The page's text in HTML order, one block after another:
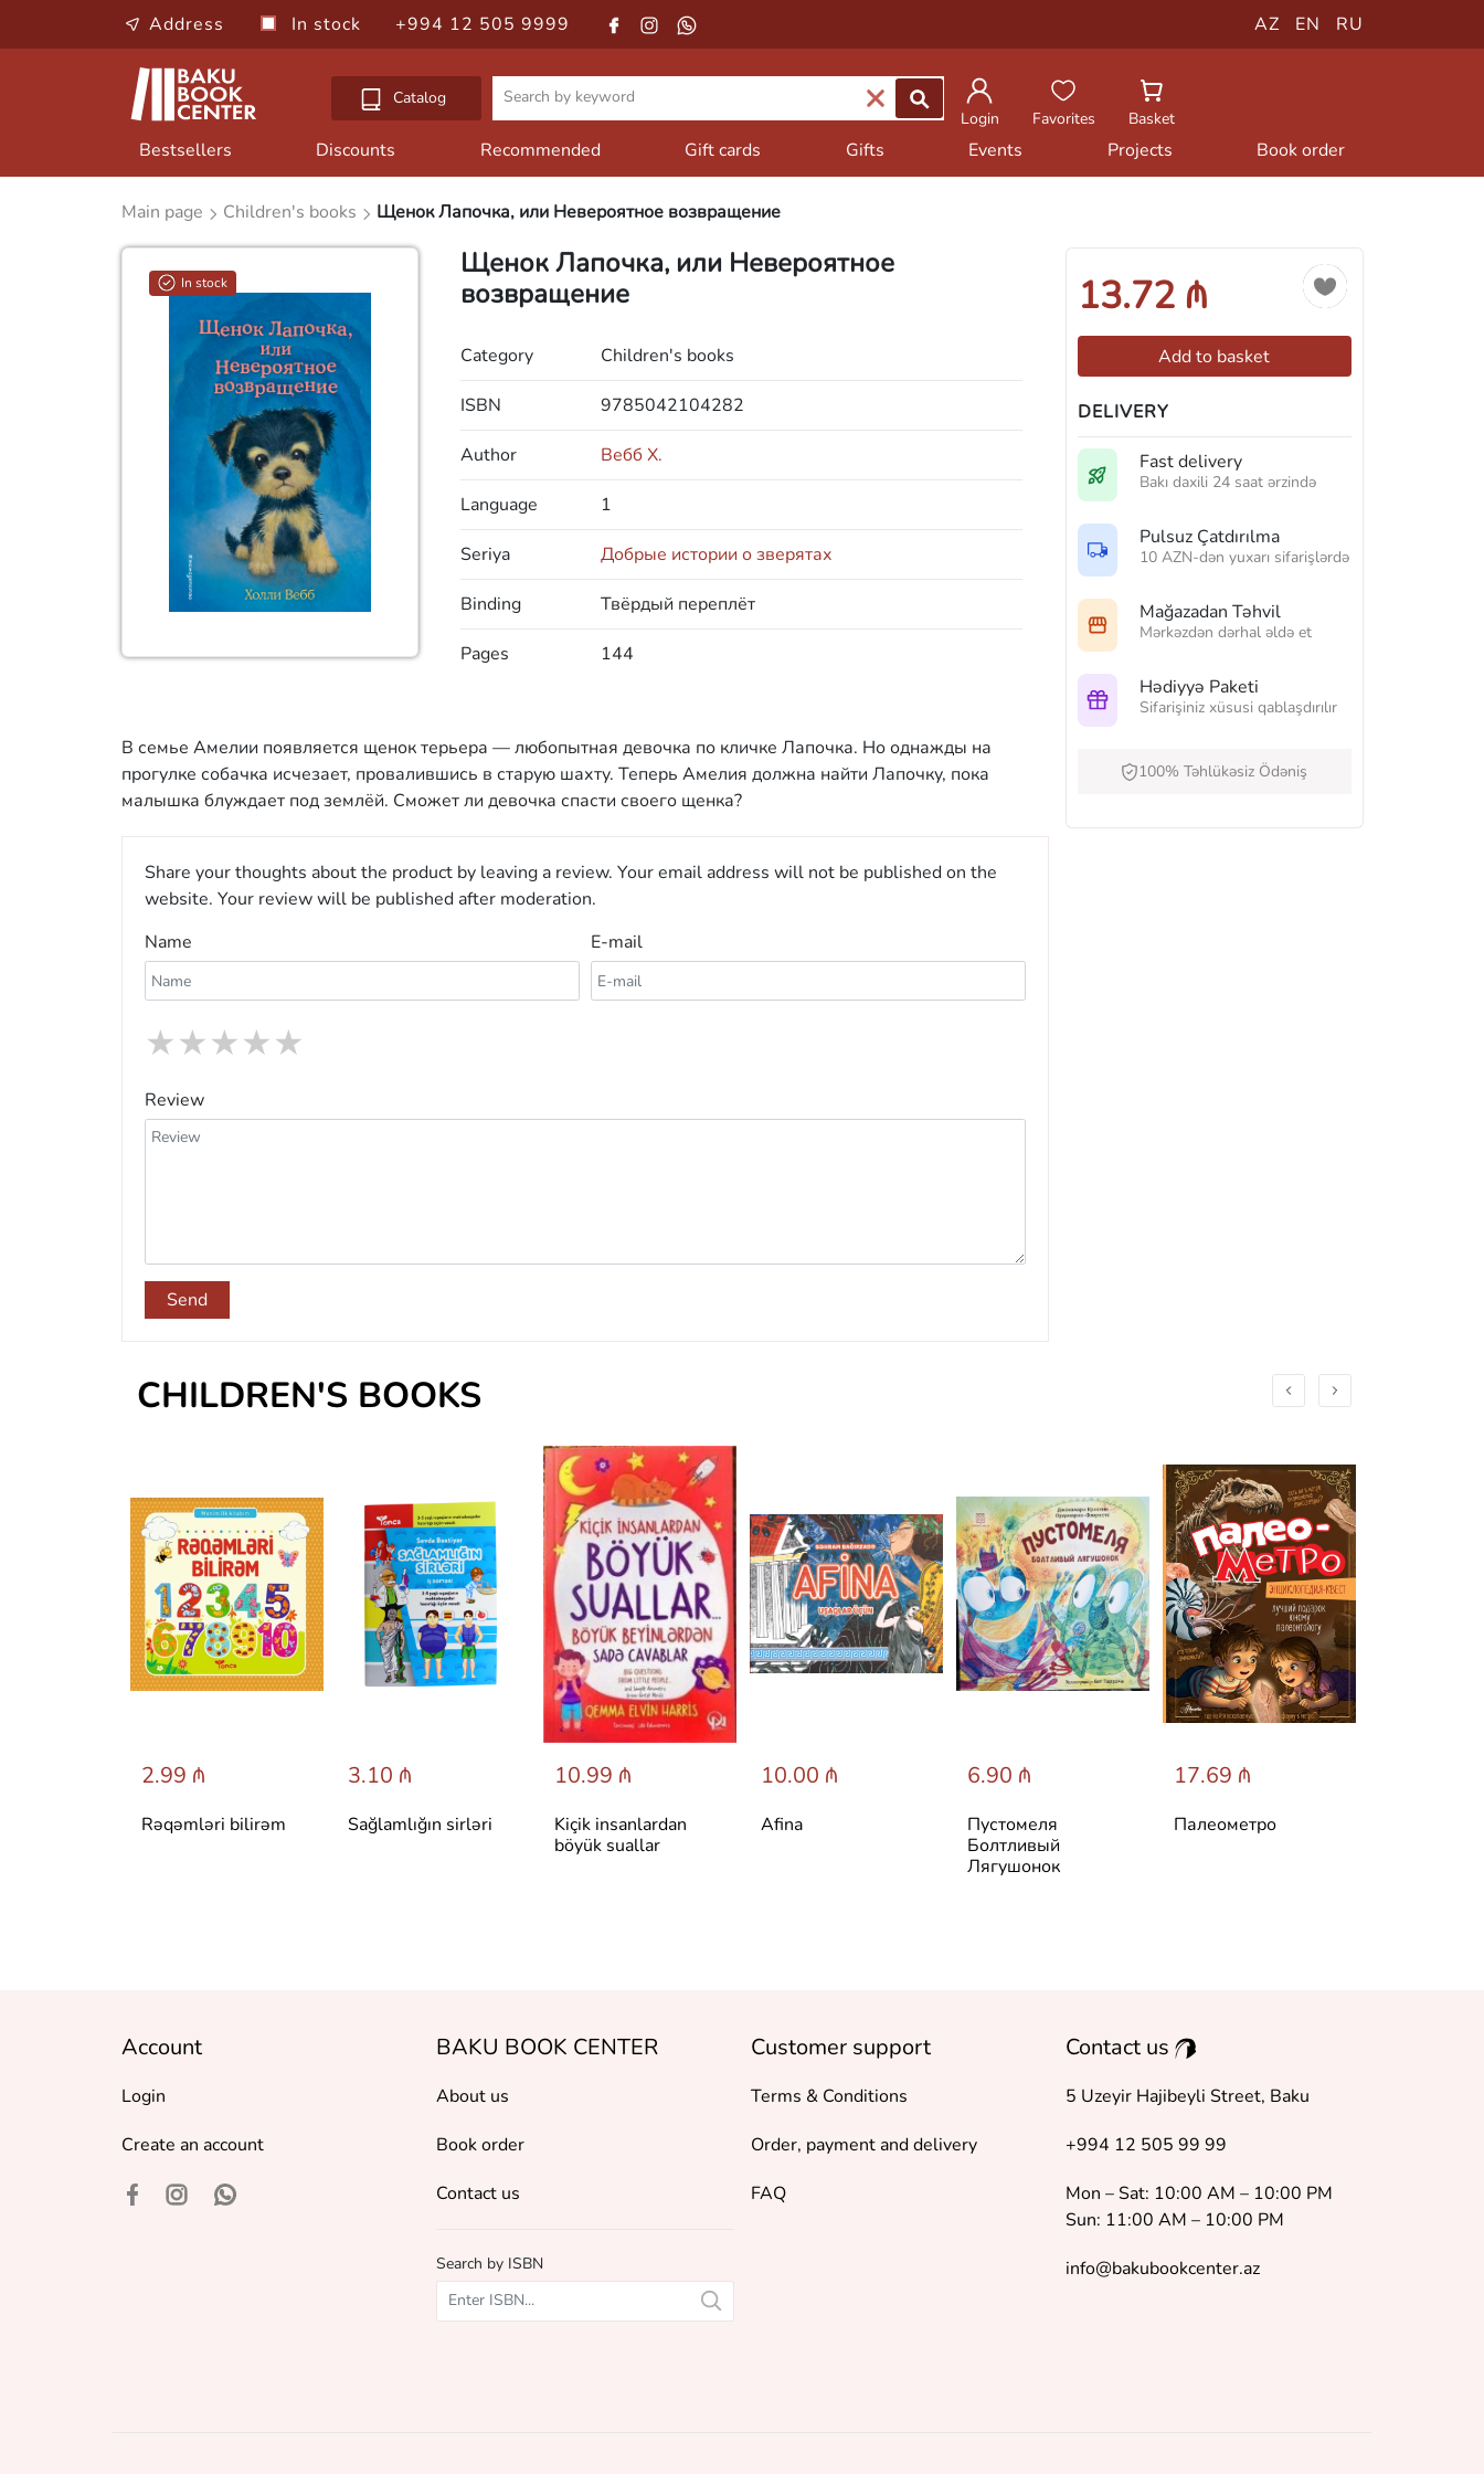
Address In stock +994 12 505 9999 AZ EN RU
Catalog
Login
Favorites Basket
Bestsellers Discounts Recommended Gift cards Gifts Events Projects Book order
Main page Children's books Щенок Лапочка, или Невероятное возвращение
In stock
Щенок Лапочка, или Невероятное
возвращение
Category Children's books
ISBN 9785042104282
Author Вебб Х.
Language 1
Seriya Добрые истории о зверятах
Binding Твёрдый переплёт
Pages 144
В семье Амелии появляется щенок терьера — любопытная девочка по кличке Лапочка. Но однажды на
прогулке собачка исчезает, провалившись в старую шахту. Теперь Амелия должна найти Лапочку, пока
малышка блуждает под землёй. Сможет ли девочка спасти своего щенка?
Share your thoughts about the product by leaving a review. Your email address will not be published on the
website. Your review will be published after moderation.
Name
E-mail
★
★
★
★
★
Review
Send
13.72 ₼
Add to basket
DELIVERY
Fast delivery
Bakı daxili 24 saat ərzində
Pulsuz Çatdırılma
10 AZN-dən yuxarı sifarişlərdə
Mağazadan Təhvil
Mərkəzdən dərhal əldə et
Hədiyyə Paketi
Sifarişiniz xüsusi qablaşdırılır
100% Təhlükəsiz Ödəniş
CHILDREN'S BOOKS
2.99 ₼
Rəqəmləri bilirəm
3.10 ₼
Sağlamlığın sirləri
10.99 ₼
Kiçik insanlardan
böyük suallar
10.00 ₼
Afina
6.90 ₼
Пустомеля
Болтливый
Лягушонок
17.69 ₼
Палеометро
Account
Login
Create an account
BAKU BOOK CENTER
About us
Book order
Contact us
Search by ISBN
Customer support
Terms & Conditions
Order, payment and delivery
FAQ
Contact us
5 Uzeyir Hajibeyli Street, Baku
+994 12 505 99 99
Mon – Sat: 10:00 AM – 10:00 PM
Sun: 11:00 AM – 10:00 PM
info@bakubookcenter.az